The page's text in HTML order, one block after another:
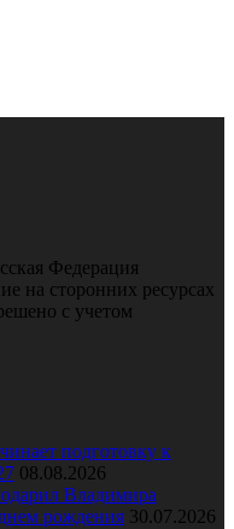
Федерация
на сторонних ресурсах
с учетом
подготовку к
08.08.2026
Владимира
рождения 30.07.2026